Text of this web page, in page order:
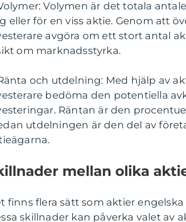
Volymen är det totala
eller för en viss aktie. Genom att
avgöra om ett stort antal
om marknadsstyrka.
och utdelning: Med hjälp av
bedöma den potentiella
Räntan är den
utdelningen är den del av
mellan olika
finns flera sätt som aktier
skillnader kan påverka valet av